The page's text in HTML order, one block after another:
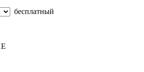
бесплатный